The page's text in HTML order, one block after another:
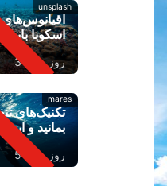
unsplash
اسکوبا باید
روز پیش 3
mares
تکنیک‌های
بمانید و
روز پیش 5